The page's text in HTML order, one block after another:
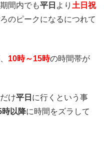
間内でも平日 より 土日祝
のピークになるにつれて
10時～15時の時間帯が
け平日 に行くという事
時以降に時間をズラして